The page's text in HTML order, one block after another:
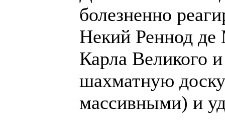
болезненно
Некий Реннод де
Карла Великого
шахматную
массивными) и